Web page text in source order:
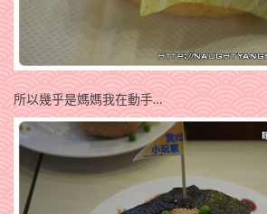
所以幾乎是媽媽我在動手…